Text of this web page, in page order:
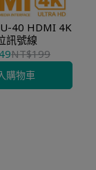
40 HDMI 4K
訊號線
NT$199
購物車